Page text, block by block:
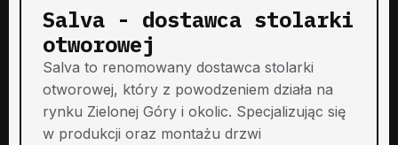
Salva - dostawca stolarki
otworowej
Salva to renomowany dostawca stolarki
otworowej, który z powodzeniem działa na
rynku Zielonej Góry i okolic. Specjalizując się
w produkcji oraz montażu drzwi